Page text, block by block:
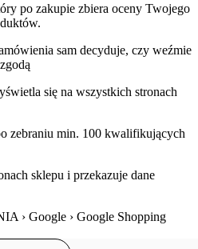
po zakupie zbiera oceny Twojego
sam decyduje, czy weźmie
się na wszystkich stronach
zebraniu min. 100 kwalifikujących
sklepu i przekazuje dane
› Google › Google Shopping